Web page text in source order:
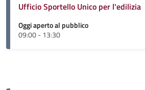
Ufficio Sportello Unico per l'edilizia
Oggi aperto al pubblico
09:00 - 13:30